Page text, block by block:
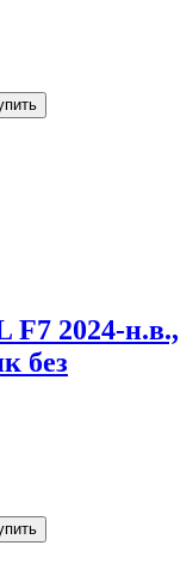
2024-н.в.,
без